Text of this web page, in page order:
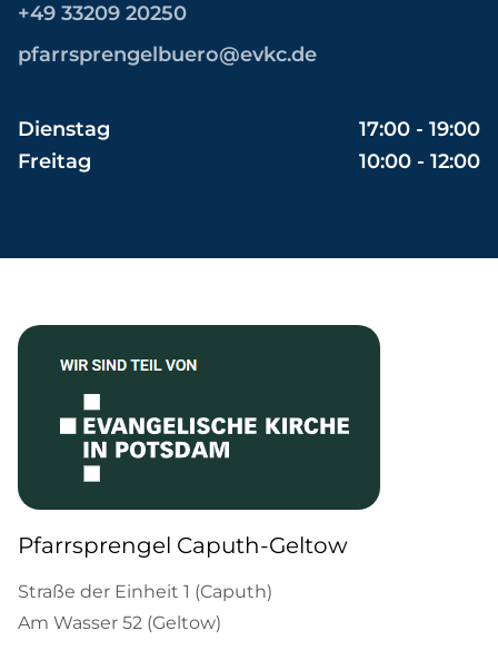
+49 33209 20250
pfarrsprengelbuero@evkc.de
Dienstag
17:00 - 19:00
Freitag
10:00 - 12:00
Pfarrsprengel Caputh-Geltow
Straße der Einheit 1 (Caputh)
Am Wasser 52 (Geltow)